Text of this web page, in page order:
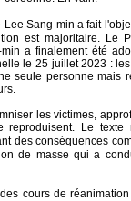
Sang-min a fait
est majoritaire. Le
a finalement été
le 25 juillet 2023 :
seule personne mais
les victimes,
Le
des conséquences
de masse qui a
cours de